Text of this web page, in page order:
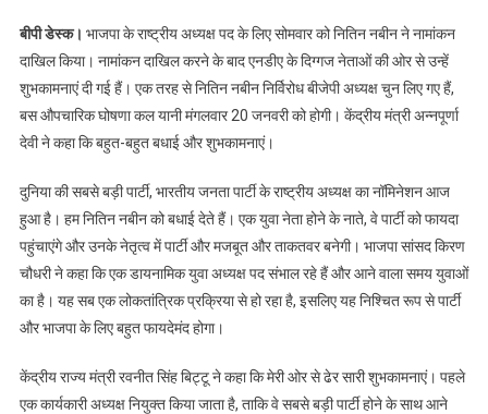
के
राष्ट्रीय
अध्यक्ष
पद
नितिन
नबीन
ने
नामांकन
किया
के
बीपी डेस्क। भाजपा के राष्ट्रीय अध्यक्ष पद के लिए सोमवार को नितिन नबीन ने नामांकन
दाखिल किया। नामांकन दाखिल करने के बाद एनडीए के दिग्गज नेताओं की ओर से उन्हें
शुभकामनाएं दी गई हैं। एक तरह से नितिन नबीन निर्विरोध बीजेपी अध्यक्ष चुन लिए गए हैं,
बस औपचारिक घोषणा कल यानी मंगलवार 20 जनवरी को होगी। केंद्रीय मंत्री अन्नपूर्णा
देवी ने कहा कि बहुत-बहुत बधाई और शुभकामनाएं।
दुनिया की सबसे बड़ी पार्टी, भारतीय जनता पार्टी के राष्ट्रीय अध्यक्ष का नॉमिनेशन आज
हुआ है। हम नितिन नबीन को बधाई देते हैं। एक युवा नेता होने के नाते, वे पार्टी को फायदा
पहुंचाएंगे और उनके नेतृत्व में पार्टी और मजबूत और ताकतवर बनेगी। भाजपा सांसद किरण
चौधरी ने कहा कि एक डायनामिक युवा अध्यक्ष पद संभाल रहे हैं और आने वाला समय युवाओं
का है। यह सब एक लोकतांत्रिक प्रक्रिया से हो रहा है, इसलिए यह निश्चित रूप से पार्टी
और भाजपा के लिए बहुत फायदेमंद होगा।
केंद्रीय राज्य मंत्री रवनीत सिंह बिट्टू ने कहा कि मेरी ओर से ढेर सारी शुभकामनाएं। पहले
एक कार्यकारी अध्यक्ष नियुक्त किया जाता है, ताकि वे सबसे बड़ी पार्टी होने के साथ आने